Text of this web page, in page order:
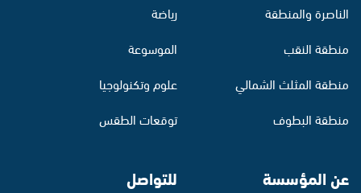
الناصرة والمنطقة
منطقة النقب
منطقة المثلث الشمالي
منطقة البطوف
رياضة
الموسوعة
علوم وتكنولوجيا
توقعات الطقس
عن المؤسسة للتواصل